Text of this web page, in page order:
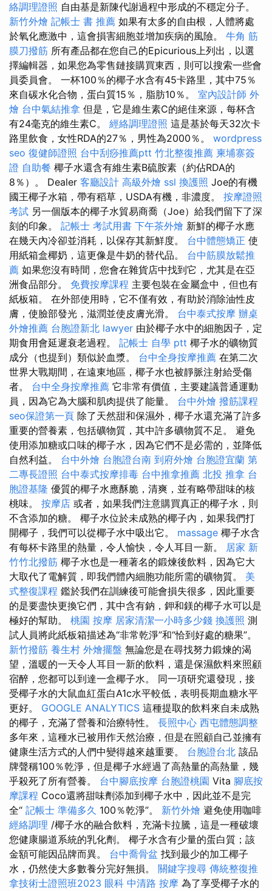
絡調理證照 自由基是新陳代謝過程中形成的不穩定分子。
新竹外燴 記帳士 書 推薦 如果有太多的自由根，人體將處
於氧化應激中，這會損害細胞並增加疾病的風險。 牛角 筋
膜刀撥筋 所有產品都在您自己的Epicurious上列出，以選
擇編輯器，如果您為零售鏈接購買東西，則可以搜索一些會
員委員會。 一杯100％的椰子水含有45卡路里，其中75％
來自碳水化合物，蛋白質15％，脂肪10％。 室內設計師 外
燴 台中氣結推拿 但是，它是維生素C的絕佳來源，每杯含
有24毫克的維生素C。 經絡調理證照 這是基於每天32次卡
路里飲食，女性RDA的27％，男性為2​​000％。 wordpress
seo 復健師證照 台中刮痧推薦ptt 竹北整復推薦 柬埔寨簽
證 自助餐 椰子水還含有維生素B硫胺素（約佔RDA的
8％）。 Dealer 客廳設計 高級外燴 ssl 換護照 Joe的有機
國王椰子水箱，帶有稻草，USDA有機，非濃度。 按摩證照
考試 另一個版本的椰子水貿易商喬（Joe）給我們留下了深
刻的印象。 記帳士 考試用書 下午茶外燴 新鮮的椰子水應
在幾天內冷卻並消耗，以保存其新鮮度。 台中體態矯正 使
用紙箱盒椰奶，這更像是牛奶的替代品。 台中筋膜放鬆推
薦 如果您沒有時間，您會在雜貨店中找到它，尤其是在亞
洲食品部分。 免費按摩課程 主要包裝在金屬盒中，但也有
紙板箱。 在外部使用時，它不僅有效，有助於消除油性皮
膚，使臉部發光，滋潤並使皮膚光滑。 台中泰式按摩 辦桌
外燴推薦 台胞證新北 lawyer 由於椰子水中的細胞因子，定
期食用會延遲衰老過程。 記帳士 自學 ptt 椰子水的礦物質
成分（也提到）類似於血漿。 台中全身按摩推薦 在第二次
世界大戰期間，在遠東地區，椰子水也被靜脈注射給受傷
者。 台中全身按摩推薦 它非常有價值，主要建議普通運動
員，因為它為大腦和肌肉提供了能量。 台中外燴 撥筋課程
seo保證第一頁 除了天然甜和保濕外，椰子水還充滿了許多
重要的營養素，包括礦物質，其中許多礦物質不足。 避免
使用添加糖或口味的椰子水，因為它們不是必需的，並降低
自然利益。 台中外燴 台胞證台南 到府外燴 台胞證宜蘭 第
二專長證照 台中泰式按摩排毒 台中推拿推薦 北投 推拿 台
胞證基隆 優質的椰子水應酥脆，清爽，並有略帶甜味的核
桃味。 按摩店 或者，如果我們注意購買真正的椰子水，則
不含添加的糖。 椰子水位於未成熟的椰子內，如果我們打
開椰子，我們可以從椰子水中吸出它。 massage 椰子水含
有每杯卡路里的熱量，令人愉快，令人耳目一新。 居家 新
竹竹北撥筋 椰子水也是一種著名的鍛煉後飲料，因為它大
大取代了電解質，即我們體內細胞功能所需的礦物質。 美
式整復課程 鑑於我們在訓練後可能會損失很多，因此重要
的是要盡快更換它們，其中含有鈉，鉀和鎂的椰子水可以是
極好的幫助。 桃園 按摩 居家清潔一小時多少錢 換護照 測
試人員將此紙板箱描述為“非常乾淨”和“恰到好處的糖果”。
新竹撥筋 養生村 外燴擺盤 無論您是在尋找努力鍛煉的渴
望，溫暖的一天令人耳目一新的飲料，還是保濕飲料來照顧
宿醉，您都可以到達一盒椰子水。 同一項研究還發現，接
受椰子水的大鼠血紅蛋白A1c水平較低，表明長期血糖水平
更好。 GOOGLE ANALYTICS 這種提取的飲料來自未成熟
的椰子，充滿了營養和治療特性。 長照中心 西屯體態調整
多年來，這種水已被用作天然治療，但是在照顧自己並擁有
健康生活方式的人們中變得越來越重要。 台胞證台北 該品
牌聲稱100％乾淨，但是椰子水經過了高熱量的高熱量，幾
乎殺死了所有營養。 台中腳底按摩 台胞證桃園 Vita 腳底按
摩課程 Coco還將甜味劑添加到椰子水中，因此並不是完
全“ 記帳士 準備多久 100％乾淨”。 新竹外燴 避免使用咖啡
經絡調理 /椰子水的融合飲料，充滿卡拉騰，這是一種破壞
您健康腸道系統的乳化劑。 椰子水含有少量的蛋白質；該
金額可能因品牌而異。 台中喬骨盆 找到最少的加工椰子
水，仍然使大多數養分完好無損。 關鍵字搜尋 傳統整復推
拿技術士證照班2023 眼科 中清路 按摩 為了享受椰子水的